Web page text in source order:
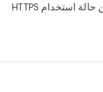
أمان طبقة النقل" (TLS). يوفِّر هذا التقرير بيانات عن حالة استخدام HTTPS